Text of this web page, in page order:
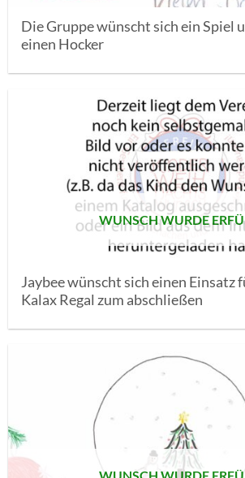
Die Gruppe wünscht sich ein Spiel
einen Hocker
WUNSCH WURDE
Jaybee wünscht sich einen Einsatz
Kalax Regal zum abschließen